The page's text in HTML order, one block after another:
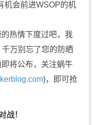
机会前进WSOP的机
热情下度过吧，我
万别忘了您的防晒
将公布，关注蜗牛
)，即可抢
战！